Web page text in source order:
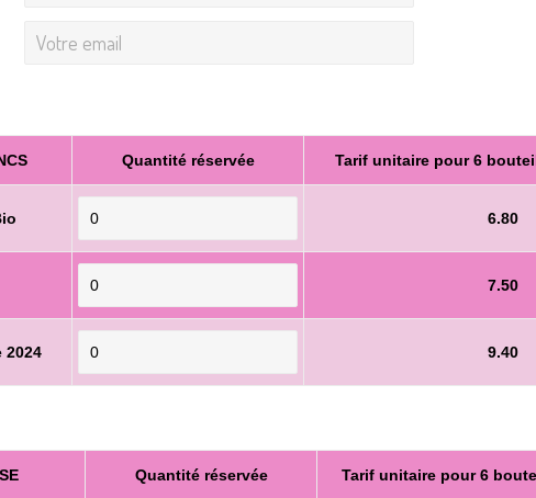
Quantité réservée Tarif unitaire pour 6
6.80
7.50
2024 9.40
Quantité réservée Tarif unitaire pour 6